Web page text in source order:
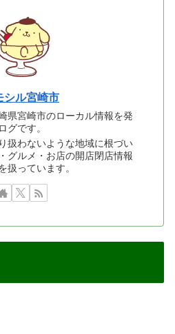
シル宮崎市
県宮崎市のローカル情報を発
グです。
扱わないような地域に根づい
グルメ・お店の開店閉店情報
扱っています。